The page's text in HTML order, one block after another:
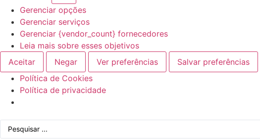
Gerenciar opções
Gerenciar serviços
Gerenciar {vendor_count} fornecedores
Leia mais sobre esses objetivos
Aceitar
Negar Ver preferências Salvar preferências
Política de Cookies
Política de privacidade
para
o
Pesquisar